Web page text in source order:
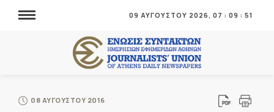
09 ΑΥΓΟΥΣΤΟΥ 2026, 07 : 09 : 53
08 ΑΥΓΟΥΣΤΟΥ 2016